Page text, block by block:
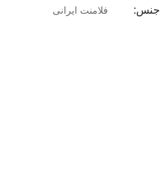
جنس فلامنت ایرانی